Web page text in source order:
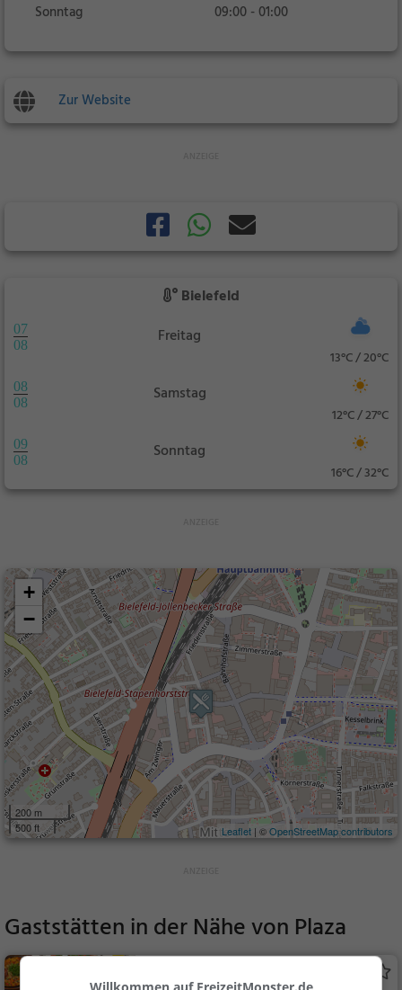
Sonntag
09:00 - 01:00
Zur Website
Bielefeld
07
08
Freitag
13°C / 20°C
08
08
Samstag
12°C / 27°C
09
08
Sonntag
16°C / 32°C
+
−
200 m
500 ft
Leaflet | ©OpenStreetMap contributors
Gaststätten in der Nähe von Plaza
Willkommen auf FreizeitMonster.de